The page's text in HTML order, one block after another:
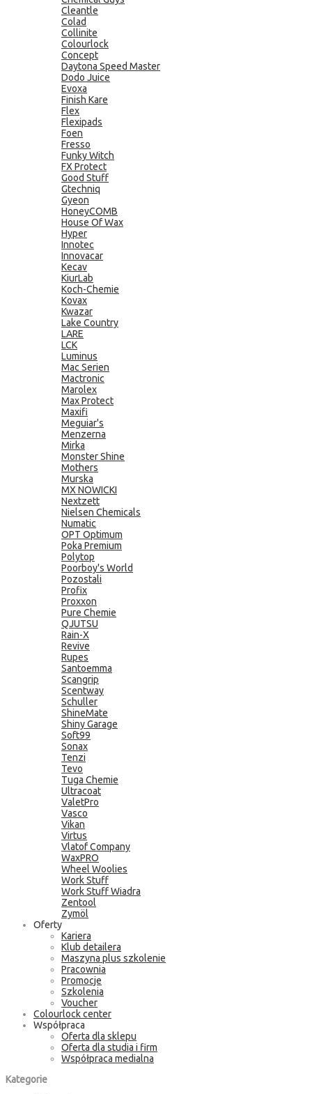
Cleantle
Colad
Collinite
Colourlock
Concept
Daytona Speed Master
Dodo Juice
Evoxa
Finish Kare
Flex
Flexipads
Foen
Fresso
Funky Witch
FX Protect
Good Stuff
Gtechniq
Gyeon
HoneyCOMB
House Of Wax
Hyper
Innotec
Innovacar
Kecav
KiurLab
Koch-Chemie
Kovax
Kwazar
Lake Country
LARE
LCK
Luminus
Mac Serien
Mactronic
Marolex
Max Protect
Maxifi
Meguiar's
Menzerna
Mirka
Monster Shine
Mothers
Murska
MX NOWICKI
Nextzett
Nielsen Chemicals
Numatic
OPT Optimum
Poka Premium
Polytop
Poorboy's World
Pozostali
Profix
Proxxon
Pure Chemie
QJUTSU
Rain-X
Revive
Rupes
Santoemma
Scangrip
Scentway
Schuller
ShineMate
Shiny Garage
Soft99
Sonax
Tenzi
Tevo
Tuga Chemie
Ultracoat
ValetPro
Vasco
Vikan
Virtus
Vlatof Company
WaxPRO
Wheel Woolies
Work Stuff
Work Stuff Wiadra
Zentool
Zymöl
Oferty
Kariera
Klub detailera
Maszyna plus szkolenie
Pracownia
Promocje
Szkolenia
Voucher
Colourlock center
Współpraca
Oferta dla sklepu
Oferta dla studia i firm
Współpraca medialna
Kategorie